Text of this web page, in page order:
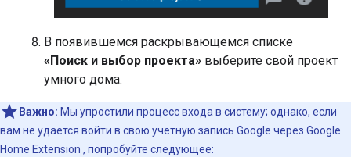
В появившемся раскрывающемся списке
«Поиск и выбор проекта» выберите свой проект
умного дома.
Важно: Мы упростили процесс входа в систему; однако, если
вам не удается войти в свою учетную запись Google через Google
Home Extension , попробуйте следующее: